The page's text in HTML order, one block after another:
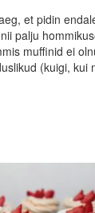
et pidin
palju
muffinid ei
(kuigi, kui